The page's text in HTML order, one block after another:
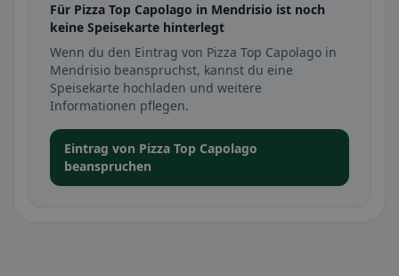
Für Pizza Top Capolago in Mendrisio ist noch
keine Speisekarte hinterlegt
Wenn du den Eintrag von Pizza Top Capolago in
Mendrisio beanspruchst, kannst du eine
Speisekarte hochladen und weitere
Informationen pflegen.
Eintrag von Pizza Top Capolago
beanspruchen